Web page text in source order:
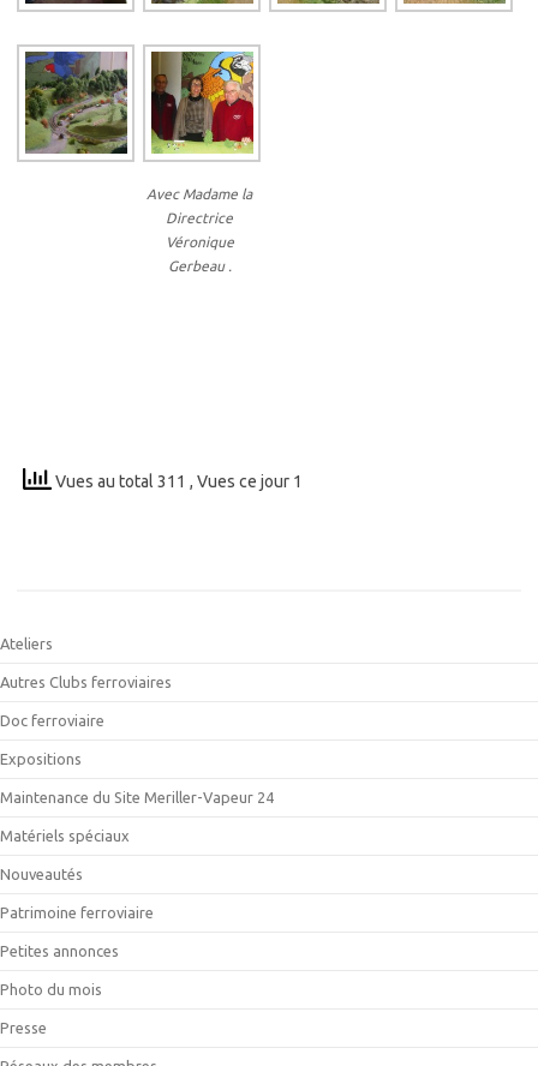
Avec Madame la
Directrice
Véronique
Gerbeau .
Vues au total 311 , Vues ce jour 1
Ateliers
Autres Clubs ferroviaires
Doc ferroviaire
Expositions
Maintenance du Site Meriller-Vapeur 24
Matériels spéciaux
Nouveautés
Patrimoine ferroviaire
Petites annonces
Photo du mois
Presse